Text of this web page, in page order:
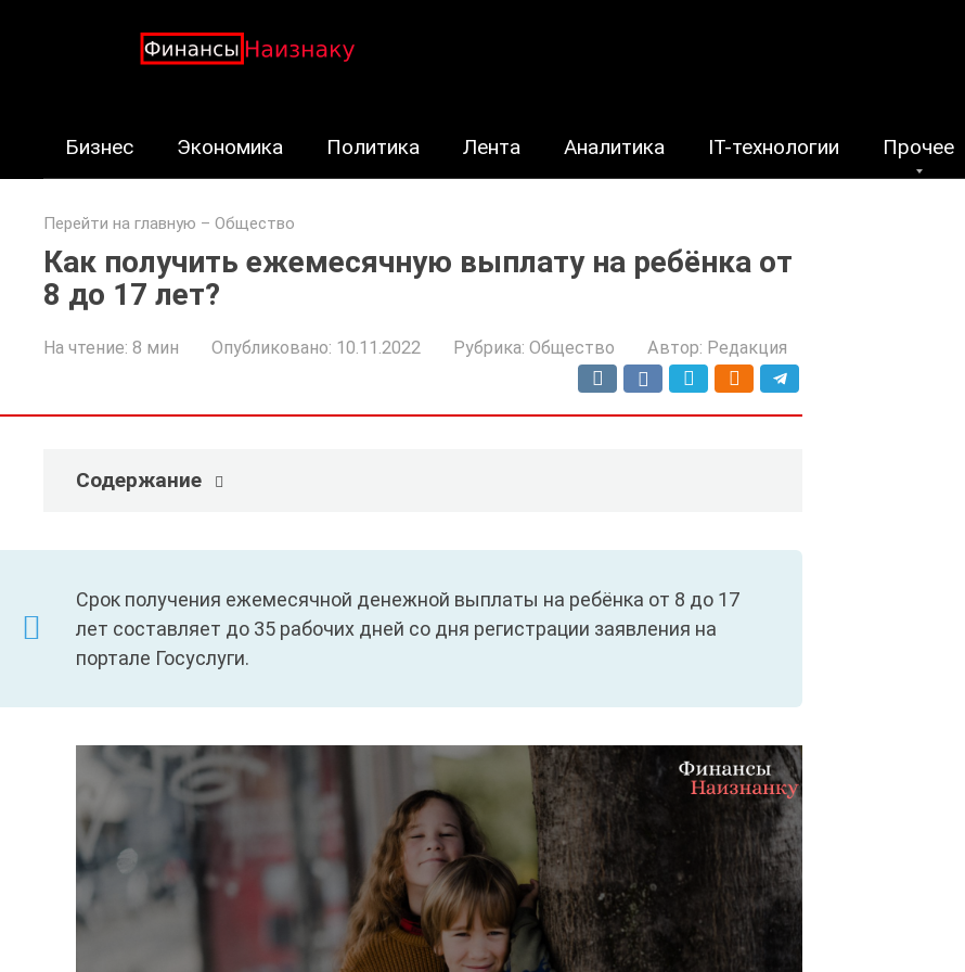
Бизнес Экономика Политика Лента Аналитика IT-технологии Прочее
Перейти на главную – Общество
Как получить ежемесячную выплату на ребёнка от
8 до 17 лет?
На чтение: 8 мин Опубликовано: 10.11.2022 Рубрика: Общество Автор: Редакция
Содержание
Срок получения ежемесячной денежной выплаты на ребёнка от 8 до 17
лет составляет до 35 рабочих дней со дня регистрации заявления на
портале Госуслуги.